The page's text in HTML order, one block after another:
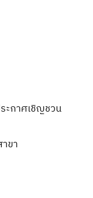
ะกาศเชิญชวน
ขา